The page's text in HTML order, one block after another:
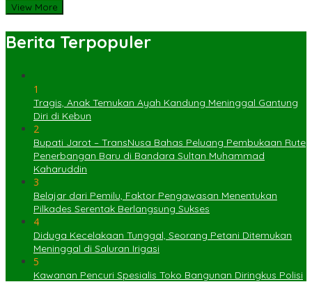
View More
Berita Terpopuler
1
Tragis, Anak Temukan Ayah Kandung Meninggal Gantung
Diri di Kebun
2
Bupati Jarot – TransNusa Bahas Peluang Pembukaan Rute
Penerbangan Baru di Bandara Sultan Muhammad
Kaharuddin
3
Belajar dari Pemilu, Faktor Pengawasan Menentukan
Pilkades Serentak Berlangsung Sukses
4
Diduga Kecelakaan Tunggal, Seorang Petani Ditemukan
Meninggal di Saluran Irigasi
5
Kawanan Pencuri Spesialis Toko Bangunan Diringkus Polisi